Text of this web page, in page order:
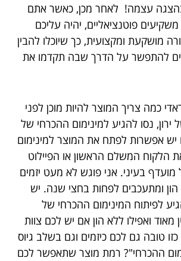
עצמה! לאחר מכן, כאשר אתם
משקיעים פוטנציאליים, יהיה עליכם
מושקעת ומקצועית, כך שיוכלו להבין
להתפשר על הדרך שבה תקדמו את
כמה צריך המוצר להיות מוכן לפני
ירון, נסו להגיע למינימום ההכרחי של
יש אפשרות לפתח את המוצר למינימום
הלקוח המשלם הראשון או הפיילוט
מועדף בעיני. אני פוגש לא מעט יזמים
הון ומתעכבים לפחות בחצי שנה. יש
לפיתוח המינימום ההכרחי של
ואפילו ללא הון אם יש לכם צוות
כזו טובה גם לכם כיזמים וגם בשלב גיוס
ההכרחי"? רמת מוצר שתאפשר לכם